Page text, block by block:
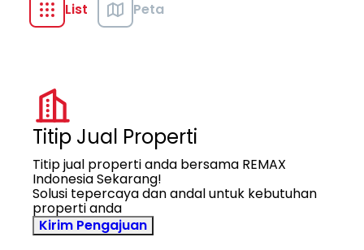
List Peta
Titip Jual Properti
Titip jual properti anda bersama REMAX
Indonesia Sekarang!
Solusi tepercaya dan andal untuk kebutuhan
properti anda
Kirim Pengajuan